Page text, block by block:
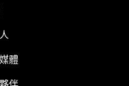
體
伴